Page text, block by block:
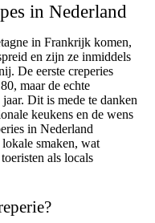
in Nederland
in Frankrijk komen,
en zijn ze inmiddels
De eerste creperies
maar de echte
Dit is mede te danken
keukens en de wens
in Nederland
smaken, wat
als locals